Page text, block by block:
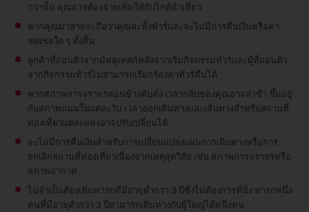
กว่านั้น คุณอาจต้องจ่ายเพิ่มให้กับไกด์นำเที่ยว
หากคุณมาสายจะถือว่าคุณละทิ้งทัวร์และจะไม่มีการคืนเงินหรือค่า
ชดเชยใด ๆ ทั้งสิ้น
ลูกค้าที่ถอนตัวจากมัคคุเทศก์หลังจากเริ่มกิจกรรมทัวร์และผู้ที่ถอนตัว
จากกิจกรรมทัวร์ไม่สามารถเรียกร้องค่าทัวร์คืนได้
หากสภาพการจราจรค่อนข้างคับคั่ง เวลากลับของคุณอาจล่าช้า ขึ้นอยู่
กับสภาพถนนในแต่ละวัน เวลาออกเดินทางและเส้นทางสำหรับสถานที่
ท่องเที่ยวแต่ละแห่งอาจปรับเปลี่ยนได้
จะไม่มีการคืนเงินสำหรับการเปลี่ยนแปลงแผนการเดินทางหรือการ
ยกเลิกสถานที่ท่องเที่ยวเนื่องจากเหตุสุดวิสัย เช่น สภาพการจราจรหรือ
สภาพอากาศ
ไม่จำเป็นต้องเพิ่มทารกที่มีอายุต่ำกว่า 3 ปีซึ่งไม่ต้องการที่นั่ง ทารกหนึ่ง
คนที่มีอายุต่ำกว่า 3 ปีสามารถเดินทางกับผู้ใหญ่ได้หนึ่งคน